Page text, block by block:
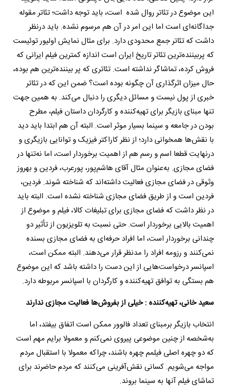
این موضوع در تئاتر روال شده است، باید توجه داشت؛ تئاتر مقوله‌
جداگانه‌ای است اما این امر در آن هم مرسوم نشده. باید درنظر
داشت که تئاتر جمع محدودی دارد. برای مثال نمایش اولیور توئیست
که پربیننده‌ترین تئاتر تاریخ ایران است اندازه کمترین فیلم ایرانی که
فروش کرده، تماشاگر نداشته است. تئاتری که پر بیننده‌ترین هم بوده،
حال میزان اثرگذاری آن چگونه بوده است؟ ضمن این که در تئاتر
خبری از پول نیست و مسائل دیگری را دنبال می‌کند. به همین جهت
تنها مبنای بازیگر برای تهیه‌کننده و کارگردان داستان فیلم، مطرح
بودن در جامعه و سینما بسیار موثر است. البته آن هم ابتدا باید دید
با نقش‌ها همخوانی دارد؛ از نظر کاراکتر فیزیک و توانایی بازیگری و
درنهایت قطعا اسم و رسم هم از اهمیت برخوردار است، اما نه‌تنها در
فضای مجازی. به‌عنوان مثال آقای ‌هاشم‌پور، پورعرب، فردین و بهروز
وثوقی در فضای مجازی فعالیت داشته‌اند که شناخته شوند. فردین،
فردین است و از طریق فضای مجازی شناخته نشده است. البته باید
در نظر داشت که فضای مجازی برای تبلیغات کالا، فیلم و موضوع از
اهمیت بالایی برخوردار است. حتی نسبت به تلویزیون از تأثیر دو
چندانی برخوردار است، اما افراد حرفه‌ای به فضای مجازی بسنده
نمی‌کنند و رزومه افراد را مدنظر قرار می‌دهند. البته ممکن است،
اسپانسر درخواست‌هایی از این دست را داشته باشد که این موضوع
هم بستگی به توافق تهیه‌کننده و کارگردان با اسپانسر مربوطه دارد.
سعید خانی، تهیه‌کننده : خیلی از بفروش‌ها فعالیت مجازی ندارند
انتخاب بازیگر برمبنای تعداد فالوور ممکن است اتفاق بیفتد، اما
به‌شخصه از چنین موضوعی پیروی نمی‌کنم و معمولا برایم مهم است
که دو چهره اصلی فیلمم چهره باشند، چراکه معمولا با استقبال مردم
مواجه می‌شویم. کسانی نقش‌آفرینی می‌کنند که مردم حاضرند برای
تماشای فیلم آنها به سینما بروند.